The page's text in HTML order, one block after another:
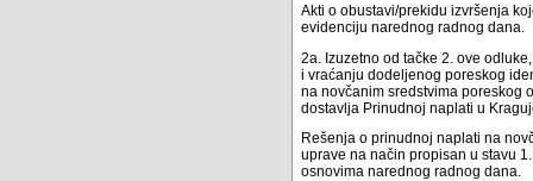
Akti o obustavi/prekidu izvršenja
evidenciju narednog radnog dana.
2a. Izuzetno od tačke 2. ove
i vraćanju dodeljenog poreskog
na novčanim sredstvima poreskog
dostavlja Prinudnoj naplati u
Rešenja o prinudnoj naplati na
uprave na način propisan u stavu
osnovima narednog radnog dana.